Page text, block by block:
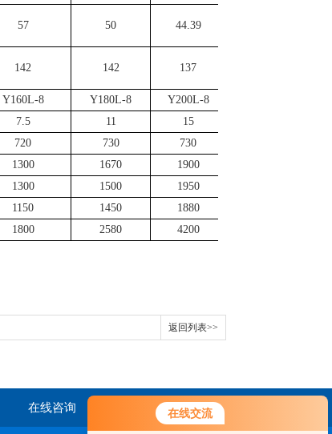
在线交流
57 50 44.39
142 142 137
Y160L-8 Y180L-8
Y200L-8
7.5 11
15
720 730 730
1300 1670
1900
1300 1500
1950
1150 1450
1880
1800 2580 4200
返回列表>>
在线咨询 联系我们